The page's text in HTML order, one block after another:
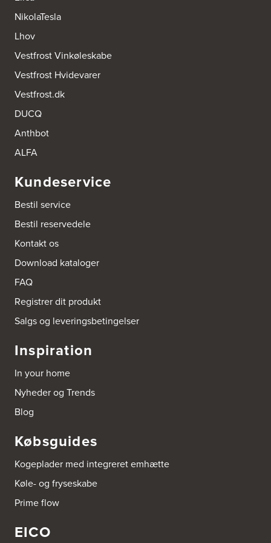
AUBO Køkken & Bad Østerbro
2100 København Ø
http://www.aubo.dk
Industrivej 8
5560 Aarup
Tel.: 70101005
https://hvidtogfrit.dk/forhandler/aktiv-hvidevareservice/
Amager Køkken bad & Garderobe
2770 Kastrup
http://www.amagerkoekken.dk/
Gutenbergvej 1
9510 Arden
Tel.:
http://www.el-salg.dk
Arnum El-service ApS
Vestergade 30
6510 Gram
http://www.el-salg.dk
Norgesvej 24C
Tel.: 73702533
http://www.aubo.dk
Aubo Køkken & Bad Helsingør
3000 Helsingør
NikolaTesla
Lhov
Vestfrost Vinkøleskabe
Vestfrost Hvidevarer
Vestfrost.dk
DUCQ
Anthbot
ALFA
Kundeservice
Bestil service
Bestil reservedele
Kontakt os
Download kataloger
FAQ
Registrer dit produkt
Salgs og leveringsbetingelser
Inspiration
In your home
Nyheder og Trends
Blog
Købsguides
Kogeplader med integreret emhætte
Køle- og fryseskabe
Prime flow
EICO